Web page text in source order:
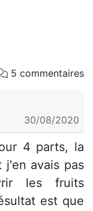
5 commentaires
30/08/2020
4 parts, la
j'en avais pas
les fruits
est que